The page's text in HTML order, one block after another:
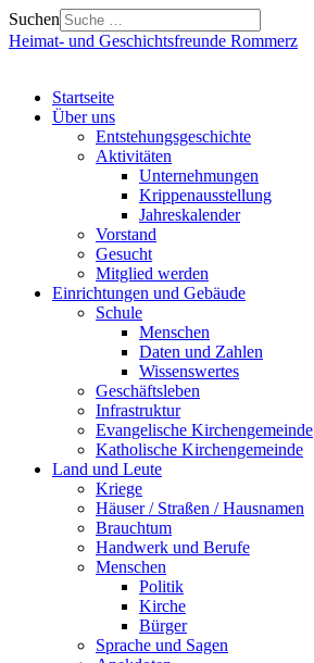
Suchen
Heimat- und Geschichtsfreunde Rommerz
Startseite
Über uns
Entstehungsgeschichte
Aktivitäten
Unternehmungen
Krippenausstellung
Jahreskalender
Vorstand
Gesucht
Mitglied werden
Einrichtungen und Gebäude
Schule
Menschen
Daten und Zahlen
Wissenswertes
Geschäftsleben
Infrastruktur
Evangelische Kirchengemeinde
Katholische Kirchengemeinde
Land und Leute
Kriege
Häuser / Straßen / Hausnamen
Brauchtum
Handwerk und Berufe
Menschen
Politik
Kirche
Bürger
Sprache und Sagen